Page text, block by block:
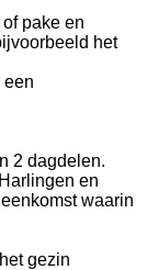
pake en
het
een
2 dagdelen.
en
waarin
gezin